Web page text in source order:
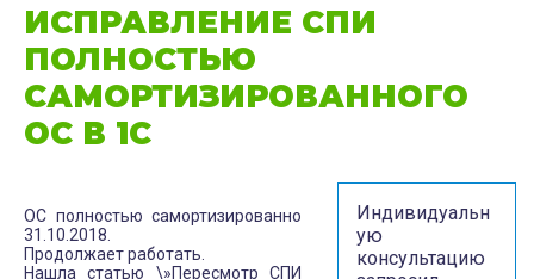
ИСПРАВЛЕНИЕ СПИ
ПОЛНОСТЬЮ
САМОРТИЗИРОВАННОГО
ОС В 1С
Индивидуальн
ую
консультацию
ОС полностью самортизированно
31.10.2018.
Продолжает работать.
Нашла статью \»Пересмотр СПИ